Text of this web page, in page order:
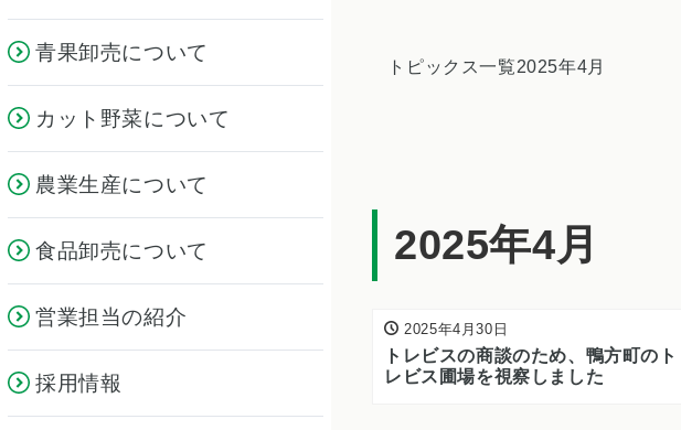
青果卸売について
カット野菜について
農業生産について
食品卸売について
営業担当の紹介
採用情報
トピックス一覧2025年4月
2025年4月
2025年4月30日
トレビスの商談のため、鴨方町のト
レビス圃場を視察しました